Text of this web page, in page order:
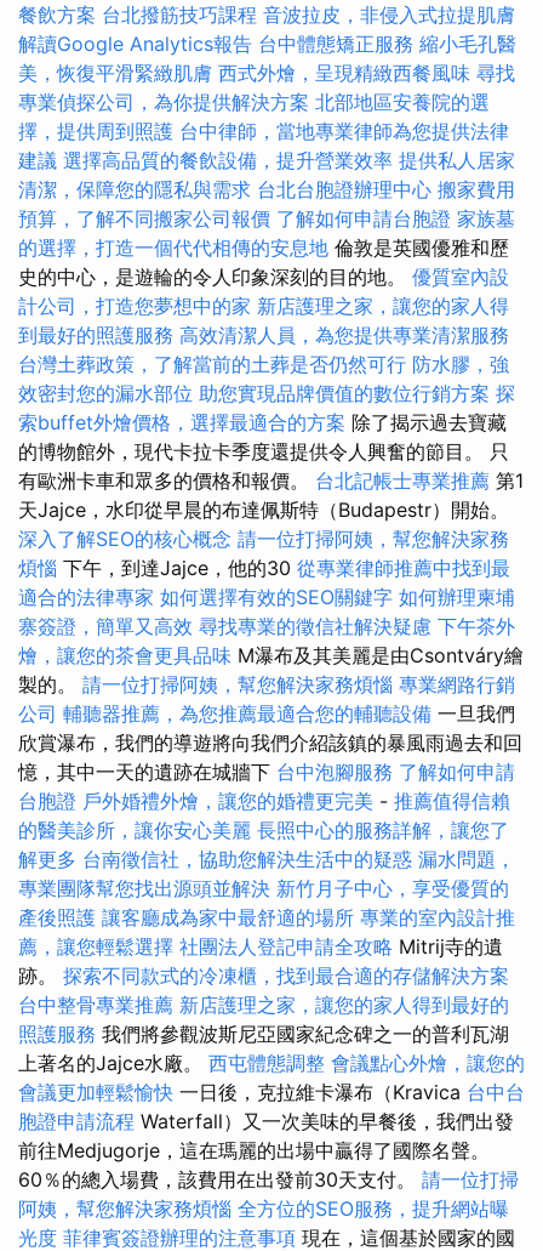
餐飲方案 台北撥筋技巧課程 音波拉皮，非侵入式拉提肌膚
解讀Google Analytics報告 台中體態矯正服務 縮小毛孔醫
美，恢復平滑緊緻肌膚 西式外燴，呈現精緻西餐風味 尋找
專業偵探公司，為你提供解決方案 北部地區安養院的選
擇，提供周到照護 台中律師，當地專業律師為您提供法律
建議 選擇高品質的餐飲設備，提升營業效率 提供私人居家
清潔，保障您的隱私與需求 台北台胞證辦理中心 搬家費用
預算，了解不同搬家公司報價 了解如何申請台胞證 家族墓
的選擇，打造一個代代相傳的安息地 倫敦是英國優雅和歷
史的中心，是遊輪的令人印象深刻的目的地。 優質室內設
計公司，打造您夢想中的家 新店護理之家，讓您的家人得
到最好的照護服務 高效清潔人員，為您提供專業清潔服務
台灣土葬政策，了解當前的土葬是否仍然可行 防水膠，強
效密封您的漏水部位 助您實現品牌價值的數位行銷方案 探
索buffet外燴價格，選擇最適合的方案 除了揭示過去寶藏
的博物館外，現代卡拉卡季度還提供令人興奮的節目。 只
有歐洲卡車和眾多的價格和報價。 台北記帳士專業推薦 第1
天Jajce，水印從早晨的布達佩斯特（Budapestr）開始。
深入了解SEO的核心概念 請一位打掃阿姨，幫您解決家務
煩惱 下午，到達Jajce，他的30 從專業律師推薦中找到最
適合的法律專家 如何選擇有效的SEO關鍵字 如何辦理柬埔
寨簽證，簡單又高效 尋找專業的徵信社解決疑慮 下午茶外
燴，讓您的茶會更具品味 M瀑布及其美麗是由Csontváry繪
製的。 請一位打掃阿姨，幫您解決家務煩惱 專業網路行銷
公司 輔聽器推薦，為您推薦最適合您的輔聽設備 一旦我們
欣賞瀑布，我們的導遊將向我們介紹該鎮的暴風雨過去和回
憶，其中一天的遺跡在城牆下 台中泡腳服務 了解如何申請
台胞證 戶外婚禮外燴，讓您的婚禮更完美 - 推薦值得信賴
的醫美診所，讓你安心美麗 長照中心的服務詳解，讓您了
解更多 台南徵信社，協助您解決生活中的疑惑 漏水問題，
專業團隊幫您找出源頭並解決 新竹月子中心，享受優質的
產後照護 讓客廳成為家中最舒適的場所 專業的室內設計推
薦，讓您輕鬆選擇 社團法人登記申請全攻略 Mitrij寺的遺
跡。 探索不同款式的冷凍櫃，找到最合適的存儲解決方案
台中整骨專業推薦 新店護理之家，讓您的家人得到最好的
照護服務 我們將參觀波斯尼亞國家紀念碑之一的普利瓦湖
上著名的Jajce水廠。 西屯體態調整 會議點心外燴，讓您的
會議更加輕鬆愉快 一日後，克拉維卡瀑布（Kravica 台中台
胞證申請流程 Waterfall）又一次美味的早餐後，我們出發
前往Medjugorje，這在瑪麗的出場中贏得了國際名聲。
60％的總入場費，該費用在出發前30天支付。 請一位打掃
阿姨，幫您解決家務煩惱 全方位的SEO服務，提升網站曝
光度 菲律賓簽證辦理的注意事項 現在，這個基於國家的國